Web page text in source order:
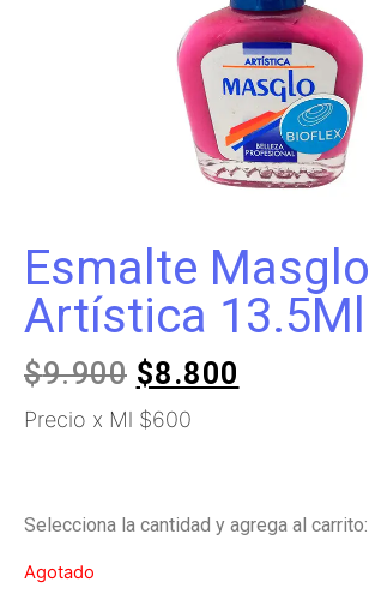
Esmalte Masglo
Artística 13.5Ml
$9.900 $8.800
Precio x Ml $600
Selecciona la cantidad y agrega al carrito:
Agotado